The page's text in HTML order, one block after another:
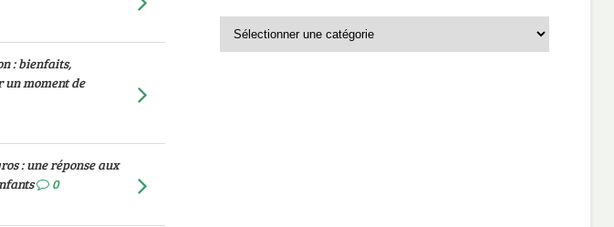
: bienfaits,
moment de
: une réponse aux
0
Catégories